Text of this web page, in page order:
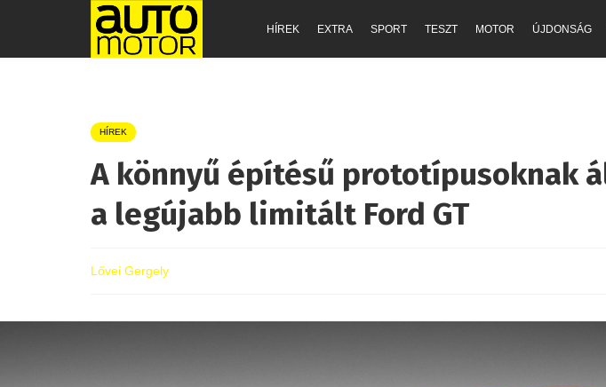
HÍREK EXTRA SPORT TESZT MOTOR ÚJDONSÁG
HÍREK
A könnyű építésű prototípusoknak
a legújabb limitált Ford GT
Lővei Gergely